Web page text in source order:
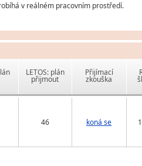
v reálném pracovním prostředí.
LETOS: plán
přijmout
Přijímací
zkouška
46 koná se